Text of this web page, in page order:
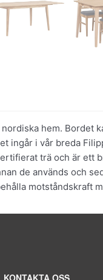
hem. Bordet
ingår i vår breda
trä och är ett
de används och
motståndskraft
KONTAKTA OSS